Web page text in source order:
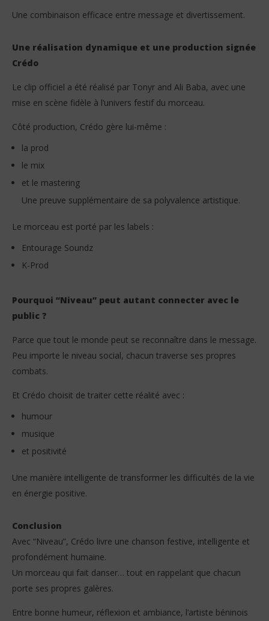
Une combinaison efficace entre message et divertissement.
Une réalisation dynamique et une production signée
Crédo
Le clip officiel a été réalisé par Tonyr and Ali Baba, avec une
mise en scène fidèle à l’univers festif du morceau.
Côté production, Crédo gère lui-même :
la prod
le mix
et le mastering
Une preuve supplémentaire de sa polyvalence artistique.
Le morceau est porté par les labels :
Entourage Soundz
K-Prod
Pourquoi “Niveau” peut autant connecter avec le
public ?
Parce que tout le monde peut se reconnaître dans le message.
Peu importe le niveau social, chacun traverse ses propres
combats.
Et Crédo choisit de traiter cette réalité avec :
humour
musique
et positivité
Une manière intelligente de transformer les difficultés de la vie
en énergie positive.
Conclusion
Avec “Niveau”, Crédo livre une chanson festive, intelligente et
profondément humaine.
Un morceau qui fait danser… tout en rappelant que chacun
porte ses propres galères.
Entre bonne humeur, réflexion et ambiance, l’artiste béninois